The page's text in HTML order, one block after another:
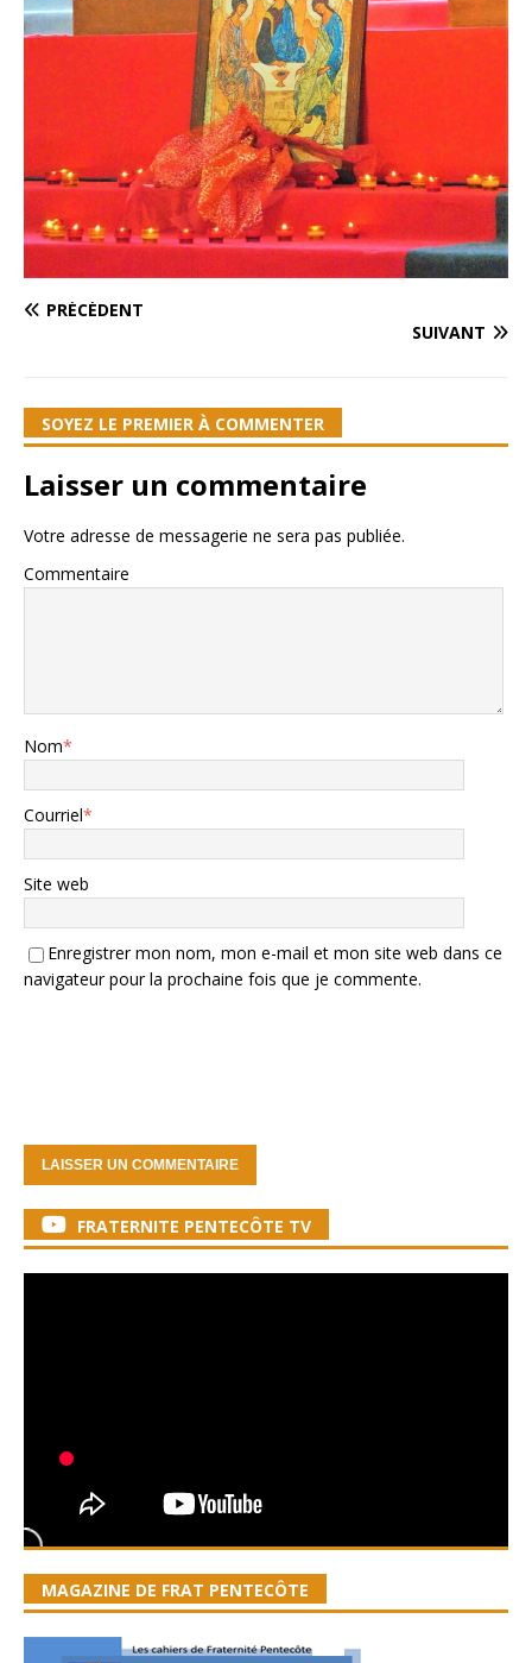
PRÉCÉDENT
SUIVANT
SOYEZ LE PREMIER À COMMENTER
Laisser un commentaire
Votre adresse de messagerie ne sera pas publiée.
Commentaire
Nom*
Courriel*
Site web
Enregistrer mon nom, mon e-mail et mon site web dans ce
navigateur pour la prochaine fois que je commente.
FRATERNITE PENTECÔTE TV
MAGAZINE DE FRAT PENTECÔTE